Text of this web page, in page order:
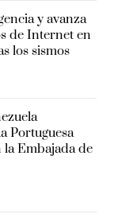
y avanza
de Internet en
los sismos
Portuguesa
la Embajada de